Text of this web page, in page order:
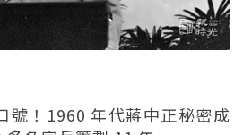
號！1960 年代蔣中正秘密成